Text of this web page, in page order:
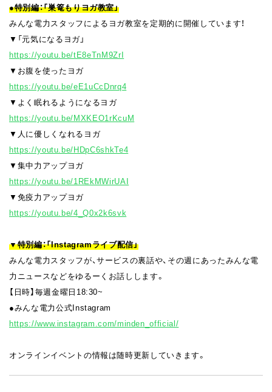
●特別編：「巣篭もりヨガ教室」
みんな電力スタッフによるヨガ教室を定期的に開催しています！
▼「元気になるヨガ」
https://youtu.be/tE8eTnM9ZrI
▼お腹を使ったヨガ
https://youtu.be/eE1uCcDnrq4
▼よく眠れるようになるヨガ
https://youtu.be/MXKEO1rKcuM
▼人に優しくなれるヨガ
https://youtu.be/HDpC6shkTe4
▼集中力アップヨガ
https://youtu.be/1REkMWirUAI
▼免疫力アップヨガ
https://youtu.be/4_Q0x2k6svk
▼特別編：「Instagramライブ配信」
みんな電力スタッフが、サービスの裏話や、その週にあったみんな電
力ニュースなどをゆるーくお話しします。
【日時】毎週金曜日18:30~
●みんな電力公式Instagram
https://www.instagram.com/minden_official/
オンラインイベントの情報は随時更新していきます。